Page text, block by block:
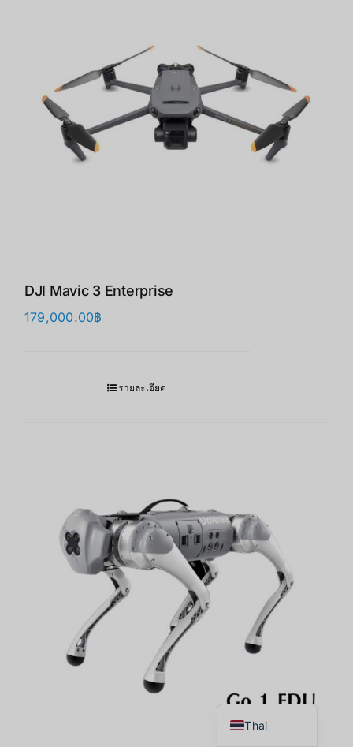
DJI Mavic 3 Enterprise
179,000.00฿
รายละเอียด
Thai
English
Korean
Japanese